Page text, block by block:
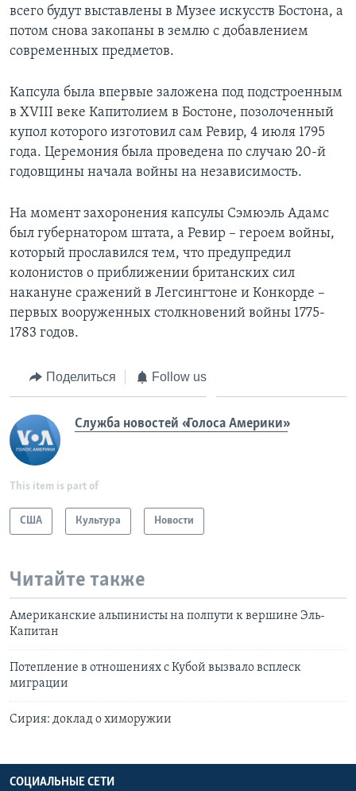
всего будут выставлены в Музее искусств Бостона, а
потом снова закопаны в землю с добавлением
современных предметов.
Капсула была впервые заложена под подстроенным
в XVIII веке Капитолием в Бостоне, позолоченный
купол которого изготовил сам Ревир, 4 июля 1795
года. Церемония была проведена по случаю 20-й
годовщины начала войны на независимость.
На момент захоронения капсулы Сэмюэль Адамс
был губернатором штата, а Ревир – героем войны,
который прославился тем, что предупредил
колонистов о приближении британских сил
накануне сражений в Легсингтоне и Конкорде –
первых вооруженных столкновений войны 1775-
1783 годов.
Поделиться Follow us
Служба новостей «Голоса Америки»
This item is part of
США Культура Новости
Читайте также
Американские альпинисты на полпути к вершине Эль-
Капитан
Потепление в отношениях с Кубой вызвало всплеск
миграции
Сирия: доклад о химоружии
СОЦИАЛЬНЫЕ СЕТИ